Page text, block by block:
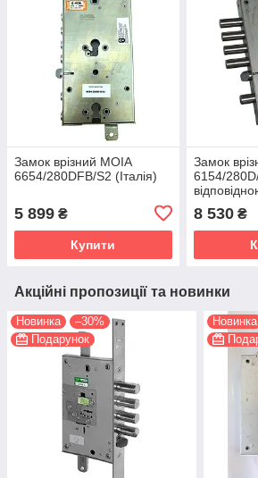
Замок врізний MOIA
6654/280DFB/S2 (Італія)
5 899 ₴
Купити
Замок
6154/
8 530₴
Акційні пропозиції та новинки
Новинка
–30%
Подарунок
Новинка